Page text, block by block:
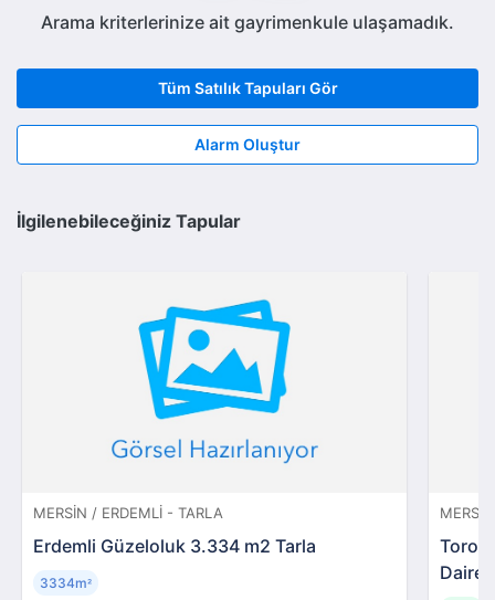
Arama kriterlerinize ait gayrimenkule ulaşamadık.
Tüm Satılık Tapuları Gör
Alarm Oluştur
İlgilenebileceğiniz Tapular
MERSIN / ERDEMLI - TARLA
Erdemli Güzeloluk 3.334 m2 Tarla
3334m²
Daire